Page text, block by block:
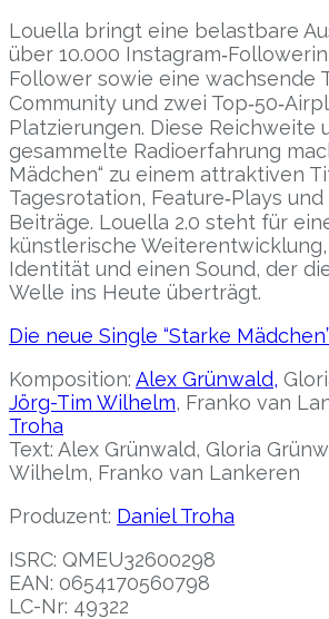
Louella bringt eine belastbare
über 10.000
Follower sowie eine wachsende
Community und zwei
Platzierungen. Diese Reichweite
gesammelte Radioerfahrung
Mädchen“ zu einem attraktiven
Tagesrotation, Feature‐Plays
Beiträge. Louella 2.0 steht für
künstlerische
Identität und einen Sound, der
Welle ins Heute überträgt.
Die neue Single “Starke Mädchen”
Komposition: Alex Grünwald,
Jörg-Tim Wilhelm, Franko van
Troha
Text: Alex Grünwald, Gloria
Wilhelm, Franko van Lankeren
Produzent: Daniel Troha
ISRC: QMEU32600298
EAN: 0654170560798
LC-Nr: 49322